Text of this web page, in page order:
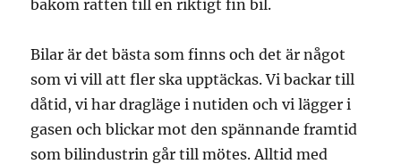
bakom ratten till en riktigt fin bil.
Bilar är det bästa som finns och det är något
som vi vill att fler ska upptäckas. Vi backar till
dåtid, vi har dragläge i nutiden och vi lägger i
gasen och blickar mot den spännande framtid
som bilindustrin går till mötes. Alltid med